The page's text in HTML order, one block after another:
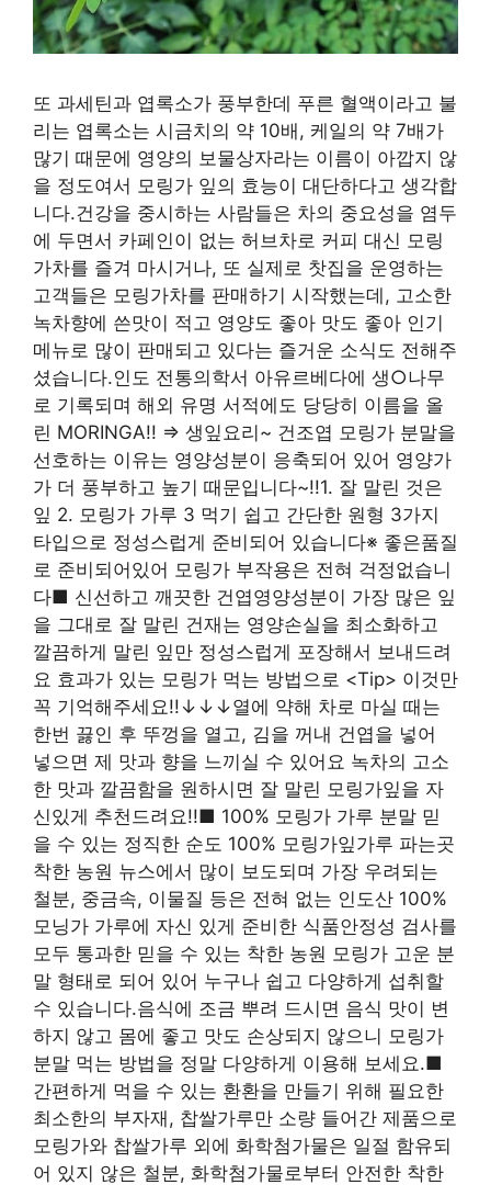
또 과세틴과 엽록소가 풍부한데 푸른 혈액이라고 불
리는 엽록소는 시금치의 약 10배, 케일의 약 7배가
많기 때문에 영양의 보물상자라는 이름이 아깝지 않
을 정도여서 모링가 잎의 효능이 대단하다고 생각합
니다.건강을 중시하는 사람들은 차의 중요성을 염두
에 두면서 카페인이 없는 허브차로 커피 대신 모링
가차를 즐겨 마시거나, 또 실제로 찻집을 운영하는
고객들은 모링가차를 판매하기 시작했는데, 고소한
녹차향에 쓴맛이 적고 영양도 좋아 맛도 좋아 인기
메뉴로 많이 판매되고 있다는 즐거운 소식도 전해주
셨습니다.인도 전통의학서 아유르베다에 생○나무
로 기록되며 해외 유명 서적에도 당당히 이름을 올
린 MORINGA!! ⇒ 생잎요리~ 건조엽 모링가 분말을
선호하는 이유는 영양성분이 응축되어 있어 영양가
가 더 풍부하고 높기 때문입니다~!!1. 잘 말린 것은
잎 2. 모링가 가루 3 먹기 쉽고 간단한 원형 3가지
타입으로 정성스럽게 준비되어 있습니다※ 좋은품질
로 준비되어있어 모링가 부작용은 전혀 걱정없습니
다■ 신선하고 깨끗한 건엽영양성분이 가장 많은 잎
을 그대로 잘 말린 건재는 영양손실을 최소화하고
깔끔하게 말린 잎만 정성스럽게 포장해서 보내드려
요 효과가 있는 모링가 먹는 방법으로 <Tip> 이것만
꼭 기억해주세요!!↓↓↓열에 약해 차로 마실 때는
한번 끓인 후 뚜껑을 열고, 김을 꺼내 건엽을 넣어
넣으면 제 맛과 향을 느끼실 수 있어요 녹차의 고소
한 맛과 깔끔함을 원하시면 잘 말린 모링가잎을 자
신있게 추천드려요!!■ 100% 모링가 가루 분말 믿
을 수 있는 정직한 순도 100% 모링가잎가루 파는곳
착한 농원 뉴스에서 많이 보도되며 가장 우려되는
철분, 중금속, 이물질 등은 전혀 없는 인도산 100%
모닝가 가루에 자신 있게 준비한 식품안정성 검사를
모두 통과한 믿을 수 있는 착한 농원 모링가 고운 분
말 형태로 되어 있어 누구나 쉽고 다양하게 섭취할
수 있습니다.음식에 조금 뿌려 드시면 음식 맛이 변
하지 않고 몸에 좋고 맛도 손상되지 않으니 모링가
분말 먹는 방법을 정말 다양하게 이용해 보세요.■
간편하게 먹을 수 있는 환환을 만들기 위해 필요한
최소한의 부자재, 찹쌀가루만 소량 들어간 제품으로
모링가와 찹쌀가루 외에 화학첨가물은 일절 함유되
어 있지 않은 철분, 화학첨가물로부터 안전한 착한